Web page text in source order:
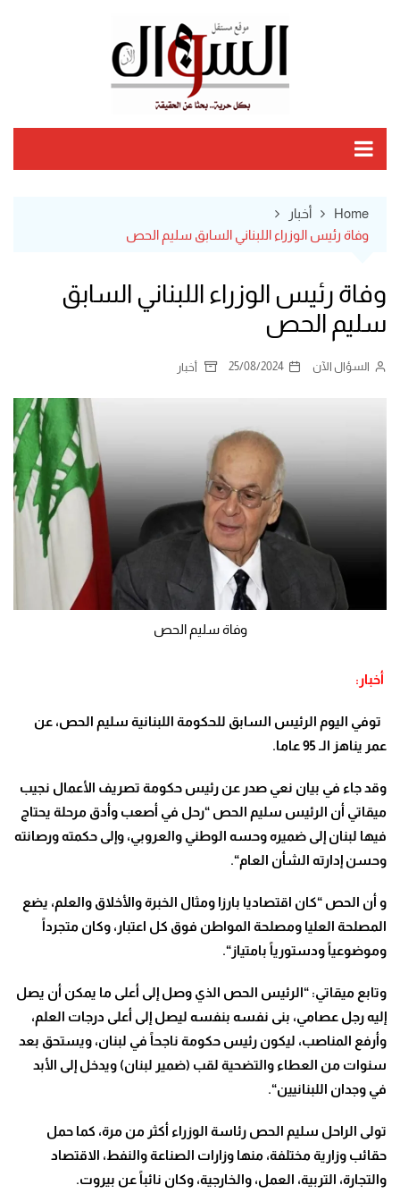
Home
أخبار
وفاة رئيس الوزراء اللبناني السابق سليم الحص
وفاة رئيس الوزراء اللبناني السابق
سليم الحص
السؤال الآن 25/08/2024 أخبار
وفاة سليم الحص
أخبار:
توفي اليوم الرئيس السابق للحكومة اللبنانية سليم الحص، عن
عمر يناهز الـ 95 عاما.
وقد جاء في بيان نعي صدر عن رئيس حكومة تصريف الأعمال نجيب
ميقاتي أن الرئيس سليم الحص “رحل في أصعب وأدق مرحلة يحتاج
فيها لبنان إلى ضميره وحسه الوطني والعروبي، وإلى حكمته ورصانته
وحسن إدارته الشأن العام“.
و أن الحص “كان اقتصاديا بارزا ومثال الخبرة والأخلاق والعلم، يضع
المصلحة العليا ومصلحة المواطن فوق كل اعتبار، وكان متجرداً
وموضوعياً ودستورياً بامتياز“
.
وتابع ميقاتي: “الرئيس الحص الذي وصل إلى أعلى ما يمكن أن يصل
إليه رجل عصامي، بنى نفسه بنفسه ليصل إلى أعلى درجات العلم،
وأرفع المناصب، ليكون رئيس حكومة ناجحاً في لبنان، ويستحق بعد
سنوات من العطاء والتضحية لقب (ضمير لبنان) ويدخل إلى الأبد
في وجدان اللبنانيين“.
تولى الراحل سليم الحص رئاسة الوزراء أكثر من مرة، كما حمل
حقائب وزارية مختلفة، منها وزارات الصناعة والنفط، الاقتصاد
والتجارة، التربية، العمل، والخارجية، وكان نائباً عن بيروت.